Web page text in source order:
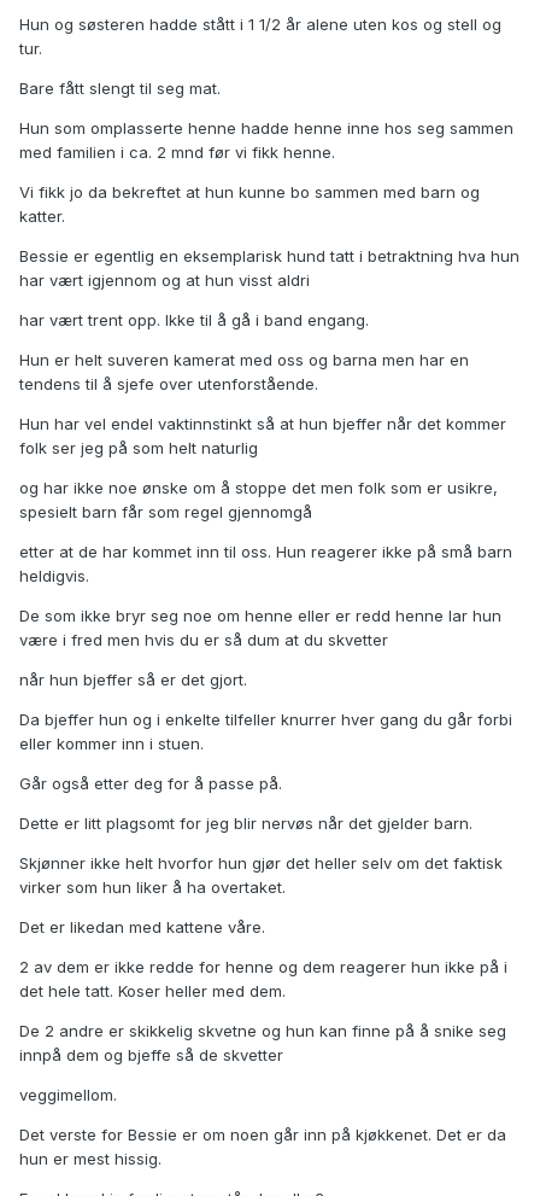
Hun og søsteren hadde stått i 1 1/2 år alene uten kos og stell og
tur.
Bare fått slengt til seg mat.
Hun som omplasserte henne hadde henne inne hos seg sammen
med familien i ca. 2 mnd før vi fikk henne.
Vi fikk jo da bekreftet at hun kunne bo sammen med barn og
katter.
Bessie er egentlig en eksemplarisk hund tatt i betraktning hva hun
har vært igjennom og at hun visst aldri
har vært trent opp. Ikke til å gå i band engang.
Hun er helt suveren kamerat med oss og barna men har en
tendens til å sjefe over utenforstående.
Hun har vel endel vaktinnstinkt så at hun bjeffer når det kommer
folk ser jeg på som helt naturlig
og har ikke noe ønske om å stoppe det men folk som er usikre,
spesielt barn får som regel gjennomgå
etter at de har kommet inn til oss. Hun reagerer ikke på små barn
heldigvis.
De som ikke bryr seg noe om henne eller er redd henne lar hun
være i fred men hvis du er så dum at du skvetter
når hun bjeffer så er det gjort.
Da bjeffer hun og i enkelte tilfeller knurrer hver gang du går forbi
eller kommer inn i stuen.
Går også etter deg for å passe på.
Dette er litt plagsomt for jeg blir nervøs når det gjelder barn.
Skjønner ikke helt hvorfor hun gjør det heller selv om det faktisk
virker som hun liker å ha overtaket.
Det er likedan med kattene våre.
2 av dem er ikke redde for henne og dem reagerer hun ikke på i
det hele tatt. Koser heller med dem.
De 2 andre er skikkelig skvetne og hun kan finne på å snike seg
innpå dem og bjeffe så de skvetter
veggimellom.
Det verste for Bessie er om noen går inn på kjøkkenet. Det er da
hun er mest hissig.